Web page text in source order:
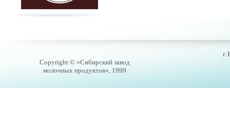
Copyright © «Сибирский завод
молочных продуктов», 1999
г.